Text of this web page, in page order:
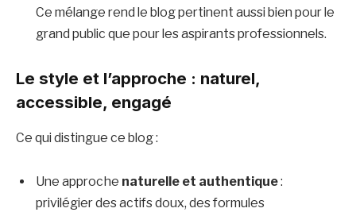
Ce mélange rend le blog pertinent aussi bien pour le
grand public que pour les aspirants professionnels.
Le style et l’approche : naturel,
accessible, engagé
Ce qui distingue ce blog :
Une approche naturelle et authentique:
privilégier des actifs doux, des formules